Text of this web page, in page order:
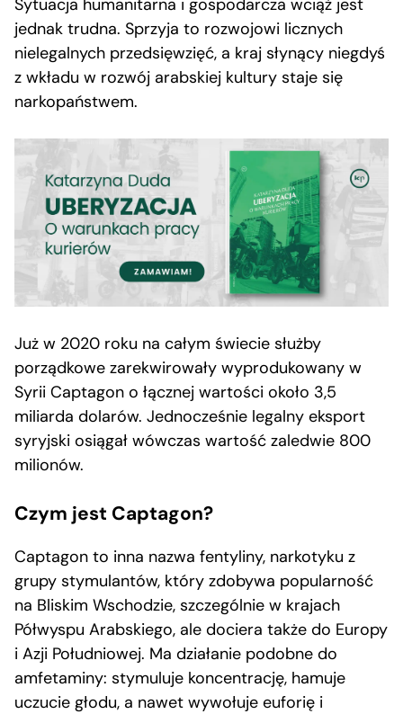
Sytuacja humanitarna i gospodarcza wciąż jest
jednak trudna. Sprzyja to rozwojowi licznych
nielegalnych przedsięwzięć, a kraj słynący niegdyś
z wkładu w rozwój arabskiej kultury staje się
narkopaństwem.
Już w 2020 roku na całym świecie służby
porządkowe zarekwirowały wyprodukowany w
Syrii Captagon o łącznej wartości około 3,5
miliarda dolarów. Jednocześnie legalny eksport
syryjski osiągał wówczas wartość zaledwie 800
milionów.
Czym jest Captagon?
Captagon to inna nazwa fentyliny, narkotyku z
grupy stymulantów, który zdobywa popularność
na Bliskim Wschodzie, szczególnie w krajach
Półwyspu Arabskiego, ale dociera także do Europy
i Azji Południowej. Ma działanie podobne do
amfetaminy: stymuluje koncentrację, hamuje
uczucie głodu, a nawet wywołuje euforię i